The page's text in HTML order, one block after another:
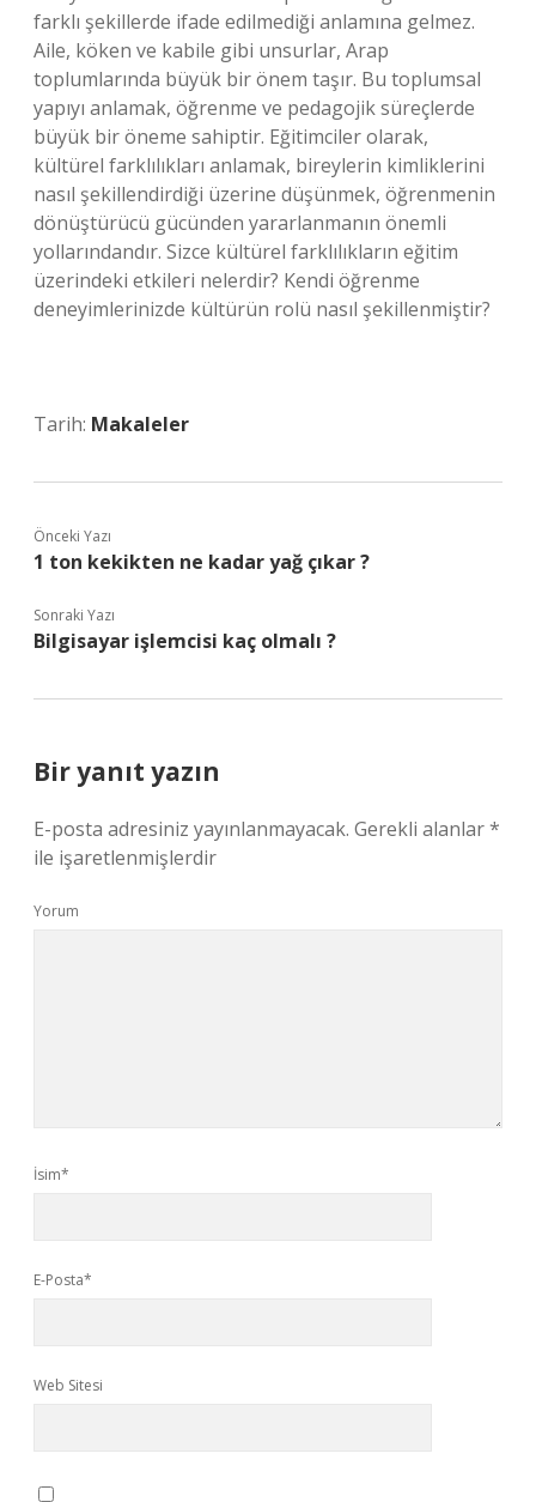
farklı şekillerde ifade edilmediği anlamına gelmez.
Aile, köken ve kabile gibi unsurlar, Arap
toplumlarında büyük bir önem taşır. Bu toplumsal
yapıyı anlamak, öğrenme ve pedagojik süreçlerde
büyük bir öneme sahiptir. Eğitimciler olarak,
kültürel farklılıkları anlamak, bireylerin kimliklerini
nasıl şekillendirdiği üzerine düşünmek, öğrenmenin
dönüştürücü gücünden yararlanmanın önemli
yollarındandır. Sizce kültürel farklılıkların eğitim
üzerindeki etkileri nelerdir? Kendi öğrenme
deneyimlerinizde kültürün rolü nasıl şekillenmiştir?
Tarih: Makaleler
Önceki Yazı
1 ton kekikten ne kadar yağ çıkar ?
Sonraki Yazı
Bilgisayar işlemcisi kaç olmalı ?
Bir yanıt yazın
E-posta adresiniz yayınlanmayacak. Gerekli alanlar*
ile işaretlenmişlerdir
Yorum
İsim*
E-Posta*
Web Sitesi